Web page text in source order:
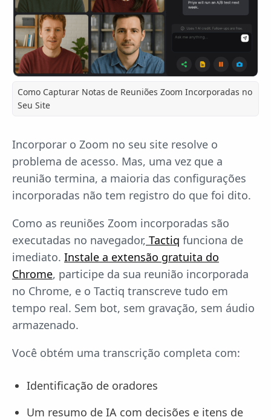
Como Capturar Notas de Reuniões Zoom Incorporadas no
Seu Site
Incorporar o Zoom no seu site resolve o
problema de acesso. Mas, uma vez que a
reunião termina, a maioria das configurações
incorporadas não tem registro do que foi dito.
Como as reuniões Zoom incorporadas são
executadas no navegador, Tactiq funciona de
imediato. Instale a extensão gratuita do
Chrome, participe da sua reunião incorporada
no Chrome, e o Tactiq transcreve tudo em
tempo real. Sem bot, sem gravação, sem áudio
armazenado.
Você obtém uma transcrição completa com:
Identificação de oradores
Um resumo de IA com decisões e itens de